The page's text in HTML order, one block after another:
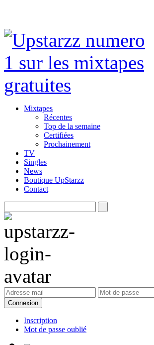
Mixtapes
Récentes
Top de la semaine
Certifiées
Prochainement
TV
Singles
News
Boutique UpStarzz
Contact
Connexion
Inscription
Mot de passe oublié